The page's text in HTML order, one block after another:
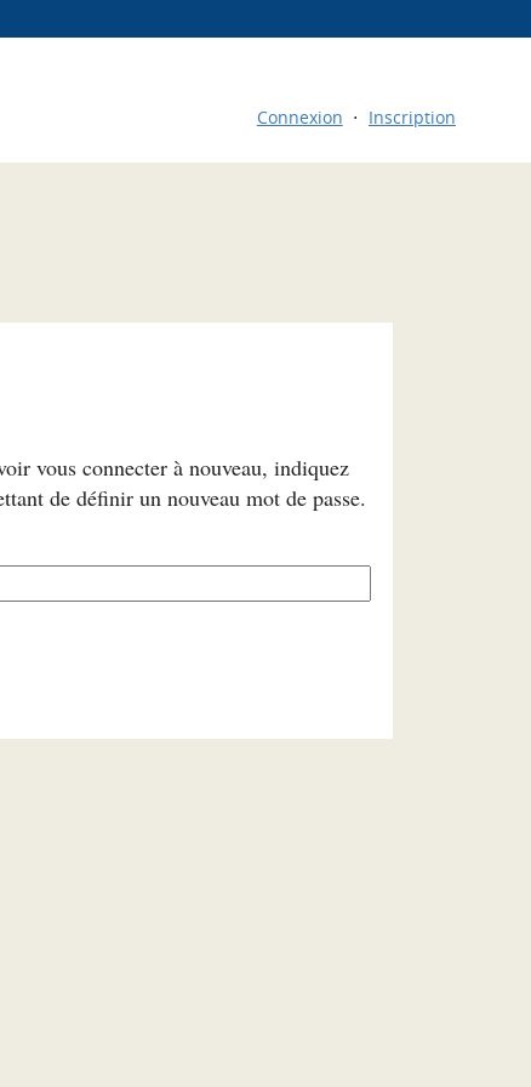
Connexion Inscription
vous connecter à nouveau, indiquez
de définir un nouveau mot de passe.